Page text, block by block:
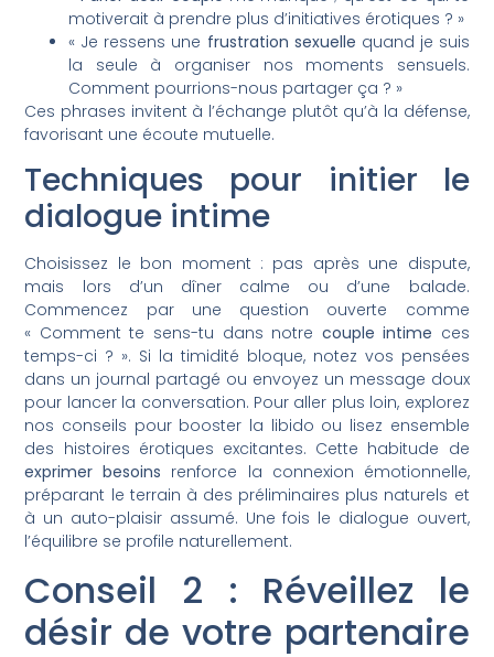
motiverait à prendre plus d’initiatives érotiques ? »
« Je ressens une frustration sexuelle quand je suis
la seule à organiser nos moments sensuels.
Comment pourrions-nous partager ça ? »
Ces phrases invitent à l’échange plutôt qu’à la défense,
favorisant une écoute mutuelle.
Techniques pour initier le
dialogue intime
Choisissez le bon moment : pas après une dispute,
mais lors d’un dîner calme ou d’une balade.
Commencez par une question ouverte comme
« Comment te sens-tu dans notre couple intime ces
temps-ci ? ». Si la timidité bloque, notez vos pensées
dans un journal partagé ou envoyez un message doux
pour lancer la conversation. Pour aller plus loin, explorez
nos conseils pour booster la libido ou lisez ensemble
des histoires érotiques excitantes. Cette habitude de
exprimer besoins renforce la connexion émotionnelle,
préparant le terrain à des préliminaires plus naturels et
à un auto-plaisir assumé. Une fois le dialogue ouvert,
l’équilibre se profile naturellement.
Conseil 2 : Réveillez le
désir de votre partenaire